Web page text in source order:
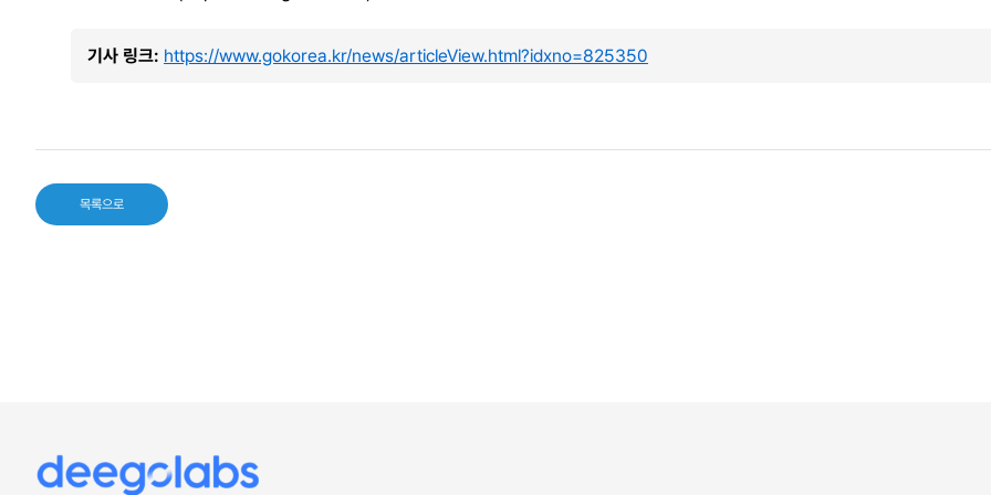
기사 링크: https://www.gokorea.kr/news/articleView.html?idxno=825350
목록으로
deegolabs